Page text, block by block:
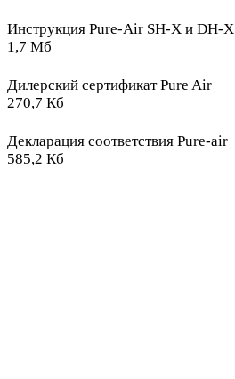
Инструкция Pure-Air SH-X и DH-X
1,7 Мб
Дилерский сертификат Pure Air
270,7 Кб
Декларация соответствия Pure-air
585,2 Кб